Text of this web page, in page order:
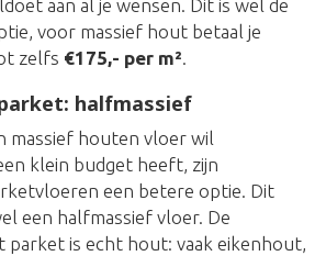
aan al je wensen. Dit is wel de
voor massief hout betaal je
zelfs €175,- per m².
halfmassief
massief houten vloer wil
klein budget heeft, zijn
een betere optie. Dit
een halfmassief vloer. De
parket is echt hout: vaak eikenhout,